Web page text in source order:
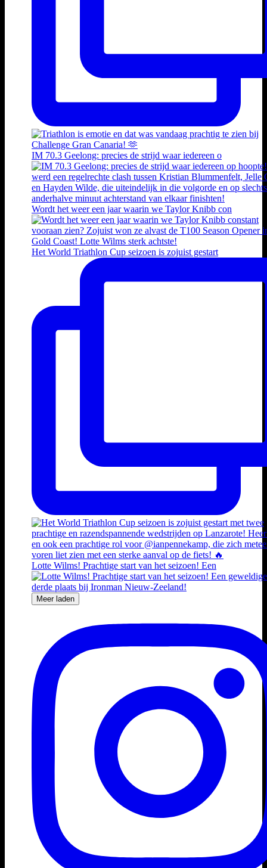
IM 70.3 Geelong: precies de strijd waar iedereen o
Wordt het weer een jaar waarin we Taylor Knibb con
Het World Triathlon Cup seizoen is zojuist gestart
Lotte Wilms! Prachtige start van het seizoen! Een
Meer laden